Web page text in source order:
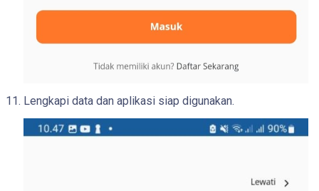
Lengkapi data dan aplikasi siap digunakan.